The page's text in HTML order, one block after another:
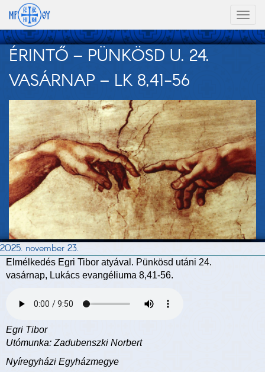
ÉRINTŐ – PÜNKÖSD U. 24.
VASÁRNAP – LK 8,41-56
2025. november 23.
Elmélkedés Egri Tibor atyával. Pünkösd utáni 24.
vasárnap, Lukács evangéliuma 8,41-56.
Egri Tibor
Utómunka: Zadubenszki Norbert
Nyíregyházi Egyházmegye